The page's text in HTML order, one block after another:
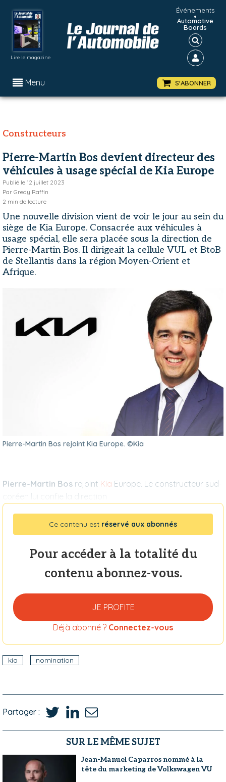
Lire le magazine
Événements
•
Automotive
Boards
Menu S'ABONNER
Constructeurs
Pierre-Martin Bos devient directeur des
véhicules à usage spécial de Kia Europe
Publié le 12 juillet 2023
Par Gredy Raffin
2 min de lecture
Une nouvelle division vient de voir le jour au sein du
siège de Kia Europe. Consacrée aux véhicules à
usage spécial, elle sera placée sous la direction de
Pierre-Martin Bos. Il dirigeait la cellule VUL et BtoB
de Stellantis dans la région Moyen-Orient et
Afrique.
Pierre-Martin Bos rejoint Kia Europe. ©Kia
Pierre-Martin Bos rejoint Kia Europe. Le constructeur sud-
coréen lui confie la direction
Ce contenu est réservé aux abonnés
Pour accéder à la totalité du
contenu abonnez-vous.
JE PROFITE
Déjà abonné ? Connectez-vous
kia nomination
Partager :
SUR LE MÊME SUJET
Jean-Manuel Caparros nommé à la
tête du marketing de Volkswagen VU